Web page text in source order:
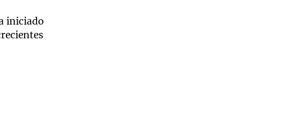
iniciado